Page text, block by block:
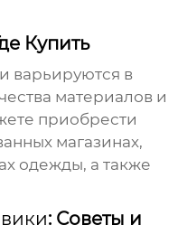
Купить
варьируются в
материалов и
приобрести
магазинах,
одежды, а также
: Советы и